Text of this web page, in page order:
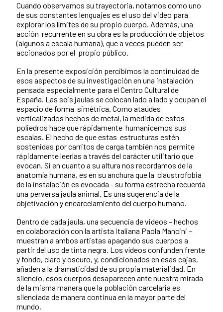
Cuando observamos su trayectoria, notamos como uno
de sus constantes lenguajes es el uso del video para
explorar los límites de su propio cuerpo. Además, una
acción recurrente en su obra es la producción de objetos
(algunos a escala humana), que a veces pueden ser
accionados por el propio público.
En la presente exposición percibimos la continuidad de
esos aspectos de su investigación en una instalación
pensada especialmente para el Centro Cultural de
España. Las seis jaulas se colocan lado a lado y ocupan el
espacio de forma simétrica. Como ataúdes
verticalizados hechos de metal, la medida de estos
poliedros hace que rápidamente humanicemos sus
escalas. El hecho de que estas estructuras estén
sostenidas por carritos de carga también nos permite
rápidamente leerlas a través del carácter utilitario que
evocan. Si en cuanto a su altura nos recordamos de la
anatomía humana, es en su anchura que la claustrofobia
de la instalación es evocada - su forma estrecha recuerda
una perversa jaula animal. Es una sugerencia de la
objetivación y encarcelamiento del cuerpo humano.
Dentro de cada jaula, una secuencia de videos – hechos
en colaboración con la artista italiana Paola Mancini –
muestran a ambos artistas apagando sus cuerpos a
partir del uso de tinta negra. Los vídeos confunden frente
y fondo, claro y oscuro, y, condicionados en esas cajas,
añaden a la dramaticidad de su propia materialidad. En
silencio, esos cuerpos desaparecen ante nuestra mirada
de la misma manera que la población carcelaria es
silenciada de manera continua en la mayor parte del
mundo.